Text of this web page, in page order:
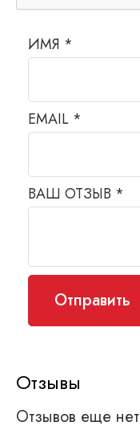
Отзывы
Отзывов еще нет
ВАШ ОТЗЫВ *
ИМЯ *
EMAIL *